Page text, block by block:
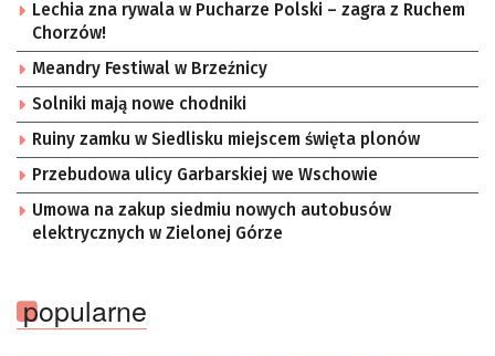
Lechia zna rywala w Pucharze Polski – zagra z Ruchem
Chorzów!
Meandry Festiwal w Brzeźnicy
Solniki mają nowe chodniki
Ruiny zamku w Siedlisku miejscem święta plonów
Przebudowa ulicy Garbarskiej we Wschowie
Umowa na zakup siedmiu nowych autobusów
elektrycznych w Zielonej Górze
popularne